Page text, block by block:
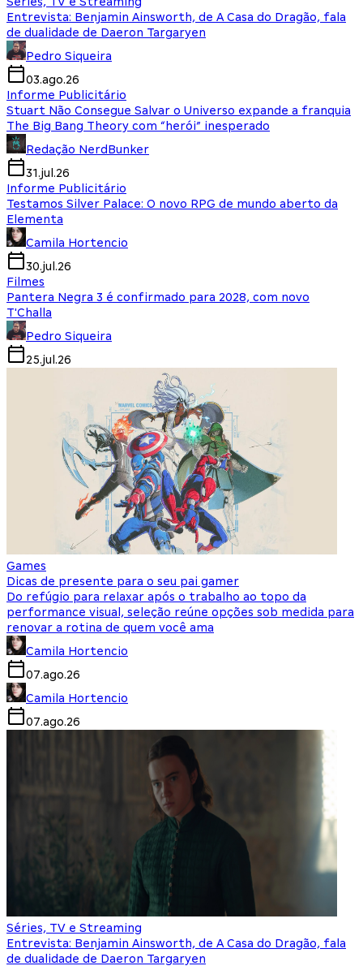
Entrevista: Benjamin Ainsworth, de A Casa do Dragão, fala
de dualidade de Daeron Targaryen
Pedro Siqueira
03.ago.26
Informe Publicitário
Stuart Não Consegue Salvar o Universo expande a franquia
The Big Bang Theory com “herói” inesperado
Redação NerdBunker
31.jul.26
Informe Publicitário
Testamos Silver Palace: O novo RPG de mundo aberto da
Elementa
Camila Hortencio
30.jul.26
Filmes
Pantera Negra 3 é confirmado para 2028, com novo
T'Challa
Pedro Siqueira
25.jul.26
Games
Dicas de presente para o seu pai gamer
Do refúgio para relaxar após o trabalho ao topo da
performance visual, seleção reúne opções sob medida para
renovar a rotina de quem você ama
Camila Hortencio
07.ago.26
Camila Hortencio
07.ago.26
Séries, TV e Streaming
Entrevista: Benjamin Ainsworth, de A Casa do Dragão, fala
de dualidade de Daeron Targaryen